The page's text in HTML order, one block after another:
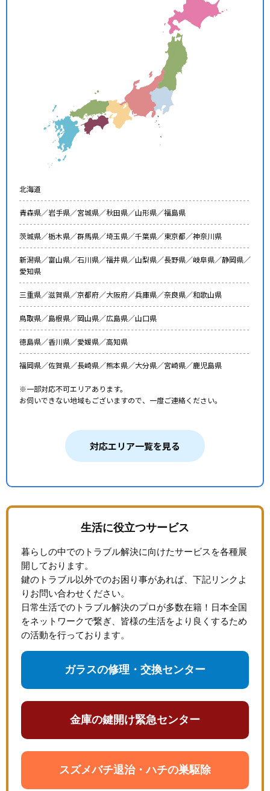
※一部対応不可エリアあります。
お伺いできない地域もございますので、一度ご連絡ください。
対応エリア一覧を見る
北海道
青森県／岩手県／宮城県／秋田県／山形県／福島県
茨城県／栃木県／群馬県／埼玉県／千葉県／東京都／神奈川県
新潟県／富山県／石川県／福井県／山梨県／長野県／岐阜県／静岡県／
愛知県
三重県／滋賀県／京都府／大阪府／兵庫県／奈良県／和歌山県
鳥取県／島根県／岡山県／広島県／山口県
徳島県／香川県／愛媛県／高知県
福岡県／佐賀県／長崎県／熊本県／大分県／宮崎県／鹿児島県
生活に役立つサービス
暮らしの中でのトラブル解決に向けたサービスを各種展
開しております。
鍵のトラブル以外でのお困り事があれば、下記リンクよ
りお問い合わせください。
日常生活でのトラブル解決のプロが多数在籍！日本全国
をネットワークで繋ぎ、皆様の生活をより良くするため
の活動を行っております。
ガラスの修理・交換センター
金庫の鍵開け緊急センター
スズメバチ退治・ハチの巣駆除